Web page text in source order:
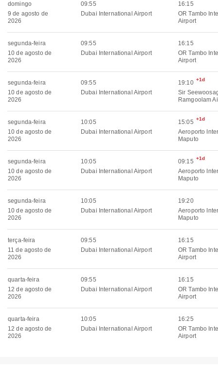
domingo
9 de agosto de
2026
09:55
Dubai International Airport
16:15
OR Tambo
Airport
segunda-feira
10 de agosto de
2026
09:55
Dubai International Airport
16:15
OR Tambo
Airport
segunda-feira
10 de agosto de
2026
09:55
Dubai International Airport
19:10 +1d
Sir
Ramgoolam
segunda-feira
10 de agosto de
2026
10:05
Dubai International Airport
15:05 +1d
Aeroporto
Maputo
segunda-feira
10 de agosto de
2026
10:05
Dubai International Airport
09:15 +1d
Aeroporto
Maputo
segunda-feira
10 de agosto de
2026
10:05
Dubai International Airport
19:20
Aeroporto
Maputo
terça-feira
11 de agosto de
2026
09:55
Dubai International Airport
16:15
OR Tambo
Airport
quarta-feira
12 de agosto de
2026
09:55
Dubai International Airport
16:15
OR Tambo
Airport
quarta-feira
12 de agosto de
2026
10:05
Dubai International Airport
16:25
OR Tambo
Airport